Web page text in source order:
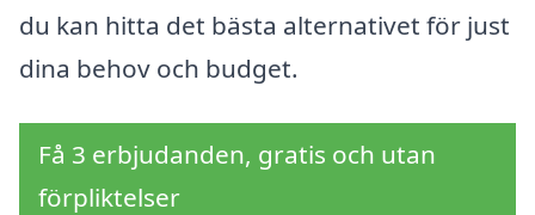
du kan hitta det bästa alternativet för just
dina behov och budget.
Få 3 erbjudanden, gratis och utan
förpliktelser